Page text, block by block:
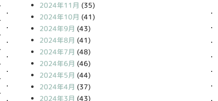
2024年11月 (35)
2024年10月 (41)
2024年9月 (43)
2024年8月 (41)
2024年7月 (48)
2024年6月 (46)
2024年5月 (44)
2024年4月 (37)
2024年3月 (43)